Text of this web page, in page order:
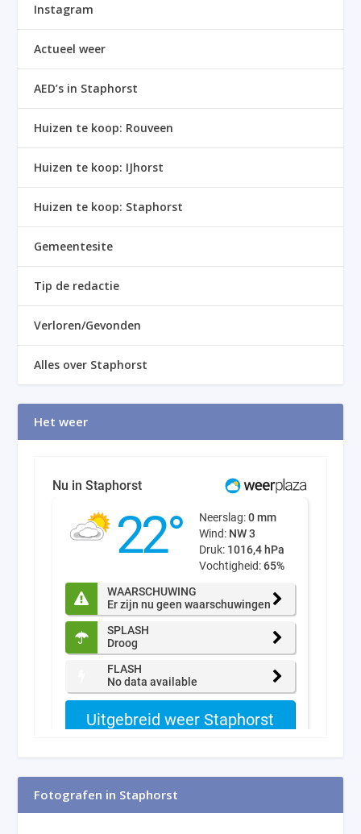
Instagram
Actueel weer
AED’s in Staphorst
Huizen te koop: Rouveen
Huizen te koop: IJhorst
Huizen te koop: Staphorst
Gemeentesite
Tip de redactie
Verloren/Gevonden
Alles over Staphorst
Het weer
Fotografen in Staphorst